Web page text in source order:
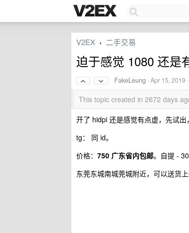
V2EX › 二手交易
迫于感觉 1080 还是
FakeLeung ·Apr 15, 2019
This topic created in 2672 days
开了 hidpi 还是感觉有点虚，先试出
tg： 同 id。
价格： 750 广东省内包邮。自提 -
东莞东城南城莞城附近，可以送货上